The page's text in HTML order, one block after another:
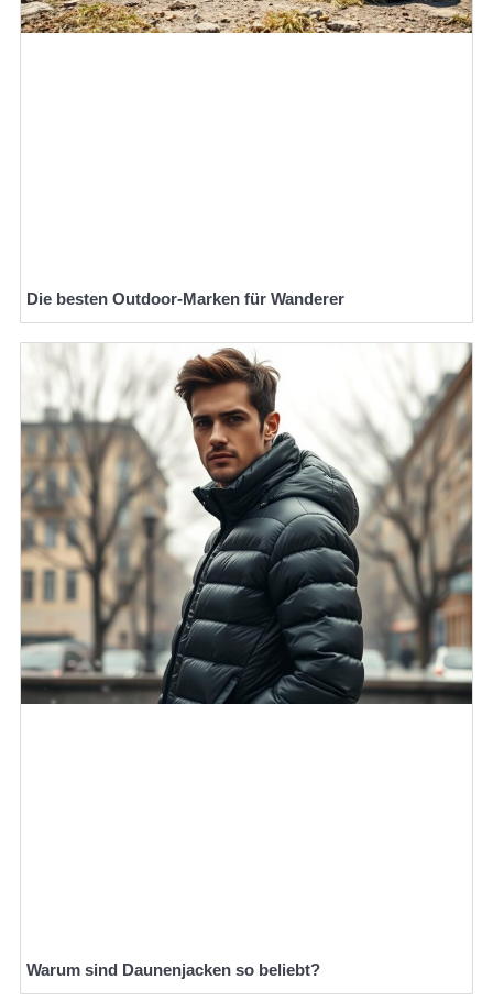
Die besten Outdoor-Marken für Wanderer
Warum sind Daunenjacken so beliebt?